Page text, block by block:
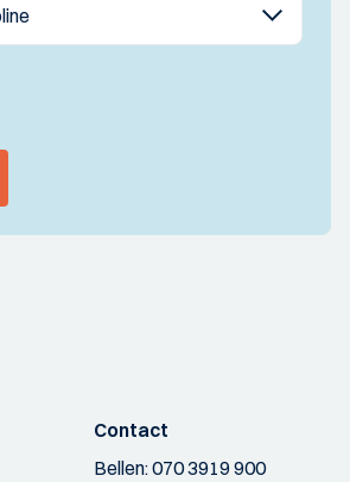
Contact
Bellen:070 3919 900